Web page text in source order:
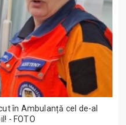
în Ambulanță cel de-al
- FOTO